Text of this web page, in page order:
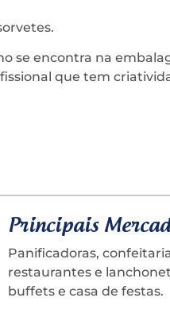
se encontra na
que tem
Principais
Panificadoras,
restaurantes e
buffets e casa de festas.